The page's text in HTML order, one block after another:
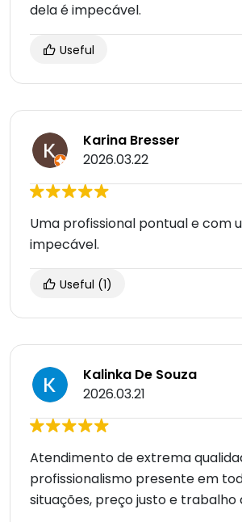
dela é impecável.
Useful
Karina Bresser
2026.03.22
Uma profissional pontual e com
impecável.
Useful (1)
Kalinka De Souza
2026.03.21
Atendimento de extrema
profissionalismo presente em
situações, preço justo e trabalho